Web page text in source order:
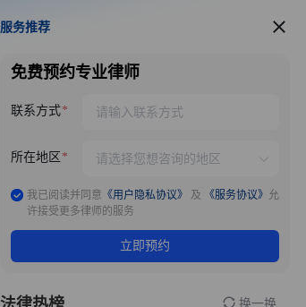
服务推荐
服务推荐
免费预约专业律师
联系方式
所在地区
我已阅读并同意 《用户隐私协议》 及 《服务协议》 允
许接受更多律师的服务
立即预约
换一换